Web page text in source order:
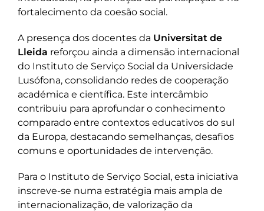
fortalecimento da coesão social.
A presença dos docentes da Universitat de
Lleida reforçou ainda a dimensão internacional
do Instituto de Serviço Social da Universidade
Lusófona, consolidando redes de cooperação
académica e científica. Este intercâmbio
contribuiu para aprofundar o conhecimento
comparado entre contextos educativos do sul
da Europa, destacando semelhanças, desafios
comuns e oportunidades de intervenção.
Para o Instituto de Serviço Social, esta iniciativa
inscreve-se numa estratégia mais ampla de
internacionalização, de valorização da